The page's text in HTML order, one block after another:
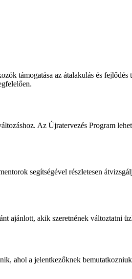
támogatása az átalakulás és
Az Újratervezés Program
segítségével részletesen
ajánlott, akik szeretnének változtatni
ahol a jelentkezőknek